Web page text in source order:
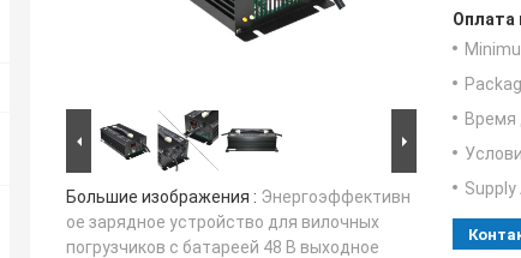
Большие изображения : Энергоэффективн
ое зарядное устройство для вилочных
погрузчиков с батареей 48 В выходное
Оплата
Время
Supply